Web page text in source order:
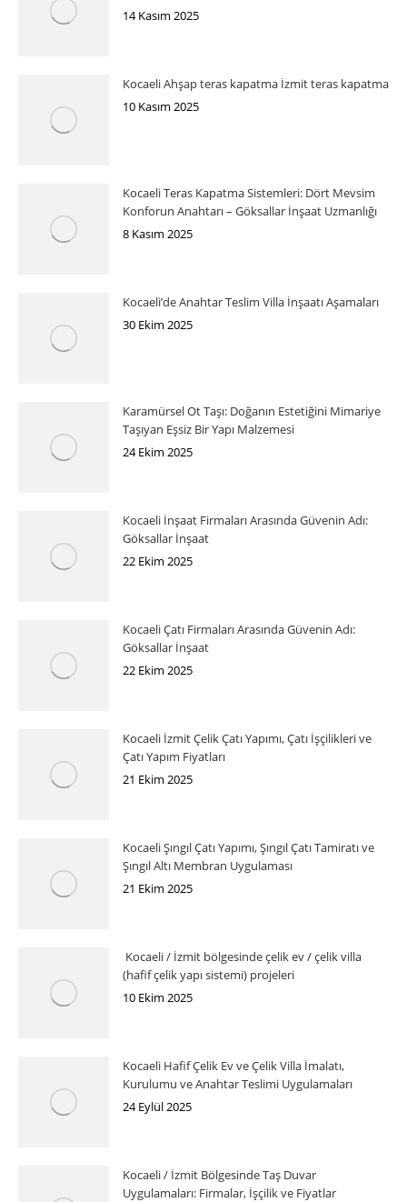
14 Kasım 2025
Kocaeli Ahşap teras kapatma İzmit teras kapatma
10 Kasım 2025
Kocaeli Teras Kapatma Sistemleri: Dört Mevsim
Konforun Anahtarı – Göksallar İnşaat Uzmanlığı
8 Kasım 2025
Kocaeli’de Anahtar Teslim Villa İnşaatı Aşamaları
30 Ekim 2025
Karamürsel Ot Taşı: Doğanın Estetiğini Mimariye
Taşıyan Eşsiz Bir Yapı Malzemesi
24 Ekim 2025
Kocaeli İnşaat Firmaları Arasında Güvenin Adı:
Göksallar İnşaat
22 Ekim 2025
Kocaeli Çatı Firmaları Arasında Güvenin Adı:
Göksallar İnşaat
22 Ekim 2025
Kocaeli İzmit Çelik Çatı Yapımı, Çatı İşçilikleri ve
Çatı Yapım Fiyatları
21 Ekim 2025
Kocaeli Şıngıl Çatı Yapımı, Şıngıl Çatı Tamiratı ve
Şıngıl Altı Membran Uygulaması
21 Ekim 2025
Kocaeli / İzmit bölgesinde çelik ev / çelik villa
(hafif çelik yapı sistemi) projeleri
10 Ekim 2025
Kocaeli Hafif Çelik Ev ve Çelik Villa İmalatı,
Kurulumu ve Anahtar Teslimi Uygulamaları
24 Eylül 2025
Kocaeli / İzmit Bölgesinde Taş Duvar
Uygulamaları: Firmalar, İşçilik ve Fiyatlar